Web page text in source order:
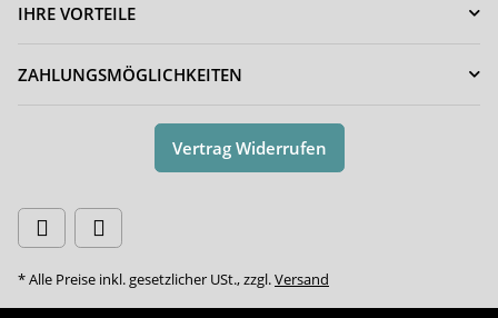
IHRE VORTEILE
ZAHLUNGSMÖGLICHKEITEN
Vertrag Widerrufen
* Alle Preise inkl. gesetzlicher USt., zzgl.Versand